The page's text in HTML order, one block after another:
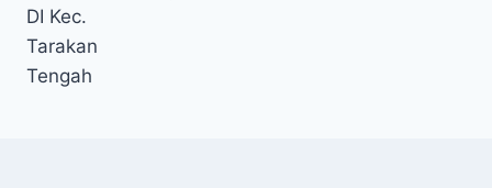
DI Kec.
Tarakan
Tengah